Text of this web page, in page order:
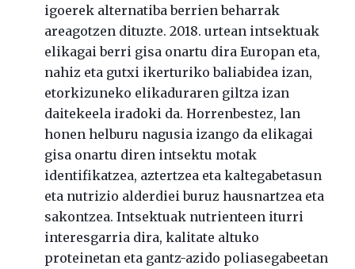
igoerek alternatiba berrien beharrak
areagotzen dituzte. 2018. urtean intsektuak
elikagai berri gisa onartu dira Europan eta,
nahiz eta gutxi ikerturiko baliabidea izan,
etorkizuneko elikaduraren giltza izan
daitekeela iradoki da. Horrenbestez, lan
honen helburu nagusia izango da elikagai
gisa onartu diren intsektu motak
identifikatzea, aztertzea eta kaltegabetasun
eta nutrizio alderdiei buruz hausnartzea eta
sakontzea. Intsektuak nutrienteen iturri
interesgarria dira, kalitate altuko
proteinetan eta gantz-azido poliasegabeetan